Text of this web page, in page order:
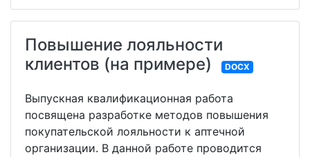
Повышение лояльности
клиентов (на примере)
DOCX
Выпускная квалификационная работа
посвящена разработке методов повышения
покупательской лояльности к аптечной
организации. В данной работе проводится